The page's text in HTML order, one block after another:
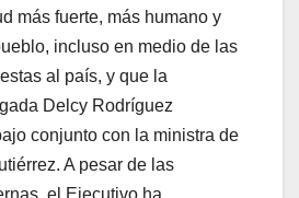
más fuerte, más humano y
incluso en medio de las
al país, y que la
Delcy Rodríguez
conjunto con la ministra de
A pesar de las
el Ejecutivo ha